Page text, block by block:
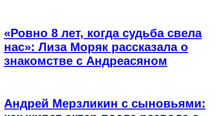
«Ровно 8 лет, когда судьба свела
нас»: Лиза Моряк рассказала о
знакомстве с Андреасяном
Андрей Мерзликин с сыновьями: